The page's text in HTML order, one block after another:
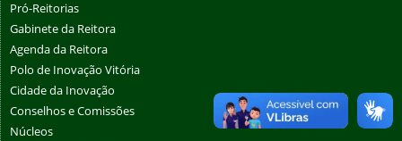
Pró-Reitorias
Gabinete da Reitora
Agenda da Reitora
Polo de Inovação Vitória
Cidade da Inovação
Conselhos e Comissões
Núcleos